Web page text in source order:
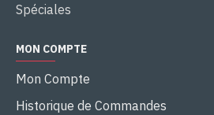
Spéciales
MON COMPTE
Mon Compte
Historique de Commandes